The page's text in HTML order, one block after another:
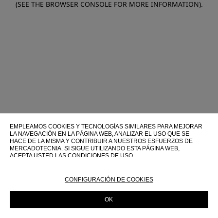
(SEE THE BROWSER CONSOLE FOR MORE INFORMATION).
EMPLEAMOS COOKIES Y TECNOLOGÍAS SIMILARES PARA MEJORAR
LA NAVEGACIÓN EN LA PÁGINA WEB, ANALIZAR EL USO QUE SE
HACE DE LA MISMA Y CONTRIBUIR A NUESTROS ESFUERZOS DE
MERCADOTECNIA. SI SIGUE UTILIZANDO ESTA PÁGINA WEB,
ACEPTA USTED LAS CONDICIONES DE USO.
SOBRE SU USO EN ESTA PÁGINA WEB, CONSULTE NUESTRA
CONFIGURACIÓN DE COOKIES
OK